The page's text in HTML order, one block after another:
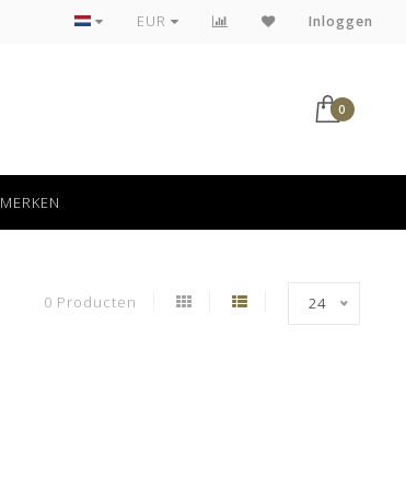
Tot 30 dagen kan jouw bestelling retour
EUR Inloggen
0
MERKEN
0 Producten 24